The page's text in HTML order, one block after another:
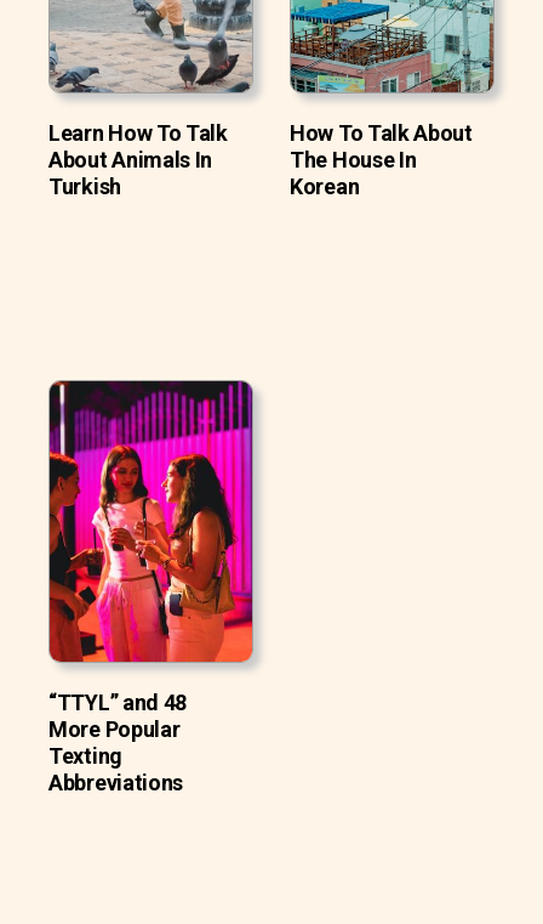
Learn How To Talk
About Animals In
Turkish
How To Talk About
The House In
Korean
“TTYL” and 48
More Popular
Texting
Abbreviations